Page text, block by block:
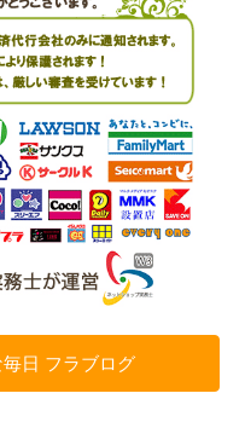
日 フラブログ